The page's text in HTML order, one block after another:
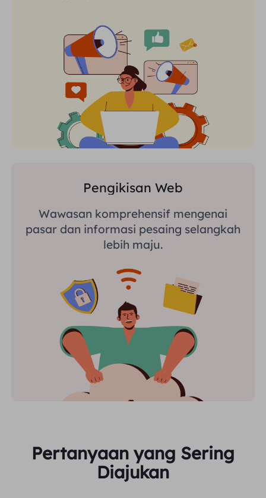
Pengikisan Web
Wawasan komprehensif mengenai
pasar dan informasi pesaing selangkah
lebih maju.
Pertanyaan yang Sering
Diajukan